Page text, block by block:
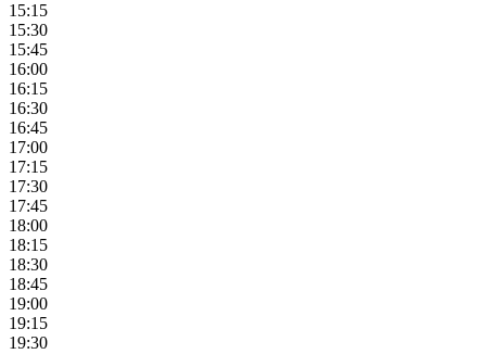
15:15
15:30
15:45
16:00
16:15
16:30
16:45
17:00
17:15
17:30
17:45
18:00
18:15
18:30
18:45
19:00
19:15
19:30